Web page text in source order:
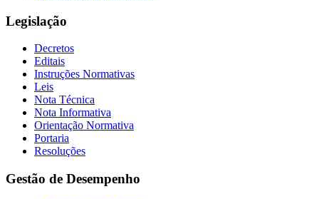
Legislação
Decretos
Editais
Instruções Normativas
Leis
Nota Técnica
Nota Informativa
Orientação Normativa
Portaria
Resoluções
Gestão de Desempenho